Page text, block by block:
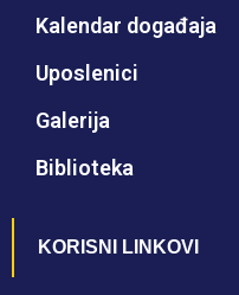
Kalendar događaja
Uposlenici
Galerija
Biblioteka
KORISNI LINKOVI